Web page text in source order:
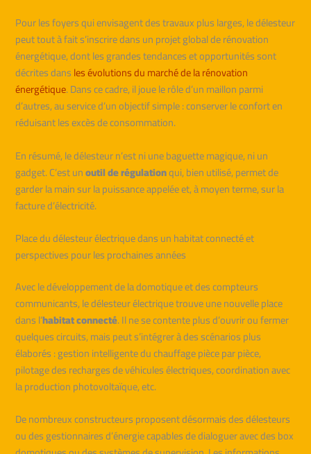
Pour les foyers qui envisagent des travaux plus larges, le délesteur
peut tout à fait s’inscrire dans un projet global de rénovation
énergétique, dont les grandes tendances et opportunités sont
décrites dansles évolutions du marché de la rénovation
énergétique. Dans ce cadre, il joue le rôle d’un maillon parmi
d’autres, au service d’un objectif simple : conserver le confort en
réduisant les excès de consommation.
En résumé, le délesteur n’est ni une baguette magique, ni un
gadget. C’est unoutil de régulationqui, bien utilisé, permet de
garder la main sur la puissance appelée et, à moyen terme, sur la
facture d’électricité.
Place du délesteur électrique dans un habitat connecté et
perspectives pour les prochaines années
Avec le développement de la domotique et des compteurs
communicants, le délesteur électrique trouve une nouvelle place
dans l’habitat connecté. Il ne se contente plus d’ouvrir ou fermer
quelques circuits, mais peut s’intégrer à des scénarios plus
élaborés : gestion intelligente du chauffage pièce par pièce,
pilotage des recharges de véhicules électriques, coordination avec
la production photovoltaïque, etc.
De nombreux constructeurs proposent désormais des délesteurs
ou des gestionnaires d’énergie capables de dialoguer avec des box